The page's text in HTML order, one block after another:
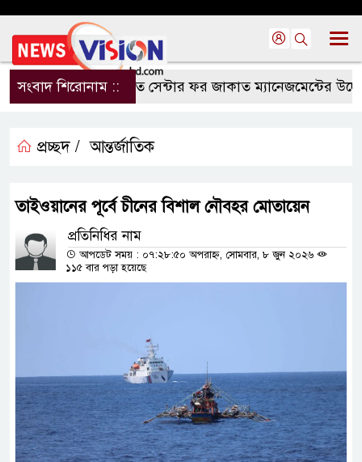
সংবাদ শিরোনাম ::কুবিতে সেন্টার ফর জাকাত ম্যানেজমেন্টের উদ্যোগে
প্রচ্ছদ / আন্তর্জাতিক
তাইওয়ানের পূর্বে চীনের বিশাল নৌবহর মোতায়েন
প্রতিনিধির নাম
আপডেট সময় : ০৭:২৮:৫০ অপরাহ্ন, সোমবার, ৮ জুন ২০২৬
১১৫ বার পড়া হয়েছে